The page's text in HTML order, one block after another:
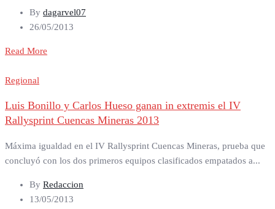
By dagarvel07
26/05/2013
Read More
Regional
Luis Bonillo y Carlos Hueso ganan in extremis el IV
Rallysprint Cuencas Mineras 2013
Máxima igualdad en el IV Rallysprint Cuencas Mineras, prueba que
concluyó con los dos primeros equipos clasificados empatados a...
By Redaccion
13/05/2013